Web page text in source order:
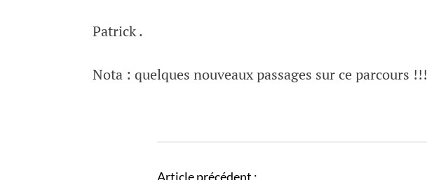
Patrick .
Nota : quelques nouveaux passages sur ce parcours !!!
N
Article précédent :